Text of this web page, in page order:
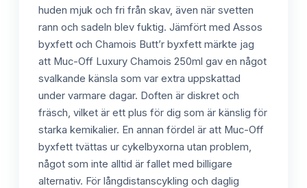
huden mjuk och fri från skav, även när svetten
rann och sadeln blev fuktig. Jämfört med Assos
byxfett och Chamois Butt’r byxfett märkte jag
att Muc-Off Luxury Chamois 250ml gav en något
svalkande känsla som var extra uppskattad
under varmare dagar. Doften är diskret och
fräsch, vilket är ett plus för dig som är känslig för
starka kemikalier. En annan fördel är att Muc-Off
byxfett tvättas ur cykelbyxorna utan problem,
något som inte alltid är fallet med billigare
alternativ. För långdistanscykling och daglig